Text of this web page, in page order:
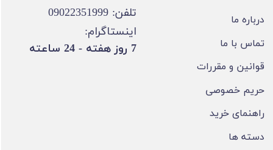
درباره ما
تماس با ما
قوانین و مقررات
حریم خصوصی
راهنمای خرید
دسته ها
تلفن: 09022351999
اینستاگرام:
​7 روز هفته - 24 ساعته ​​​​​​​